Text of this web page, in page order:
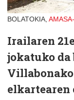
BOLATOKIA,
Irailaren
jokatuko
elkartearen